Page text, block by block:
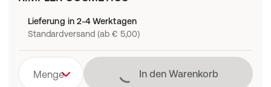
Lieferung in 2-4 Werktagen
Standardversand (ab € 5,00)
Menge LädtIn den Warenkorb